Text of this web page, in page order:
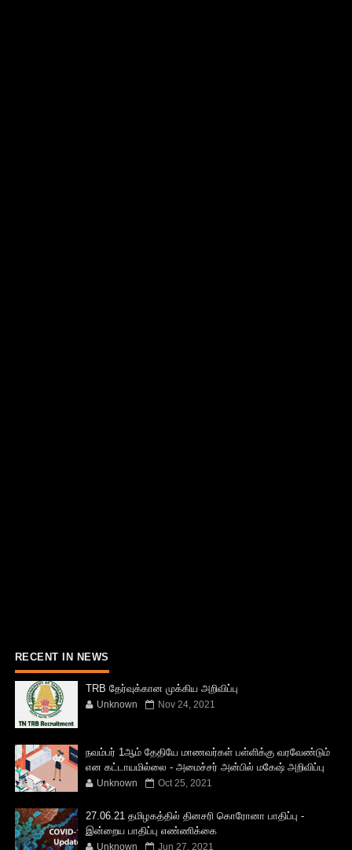
RECENT IN NEWS
TRB தேர்வுக்கான முக்கிய அறிவிப்பு
Unknown Nov 24, 2021
நவம்பர் 1ஆம் தேதியே மாணவர்கள் பள்ளிக்கு வரவேண்டும்
என கட்டாயமில்லை - அமைச்சர் அன்பில் மகேஷ் அறிவிப்பு
Unknown Oct 25, 2021
27.06.21 தமிழகத்தில் தினசரி கொரோனா பாதிப்பு -
இன்றைய பாதிப்பு எண்ணிக்கை
Unknown Jun 27, 2021